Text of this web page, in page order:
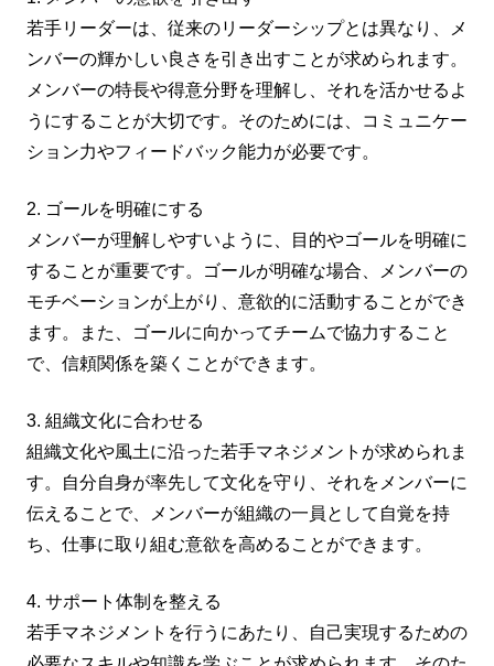
若手リーダーは、従来のリーダーシップとは異なり、メ
ンバーの輝かしい良さを引き出すことが求められます。
メンバーの特長や得意分野を理解し、それを活かせるよ
うにすることが大切です。そのためには、コミュニケー
ション力やフィードバック能力が必要です。
2. ゴールを明確にする
メンバーが理解しやすいように、目的やゴールを明確に
することが重要です。ゴールが明確な場合、メンバーの
モチベーションが上がり、意欲的に活動することができ
ます。また、ゴールに向かってチームで協力すること
で、信頼関係を築くことができます。
3. 組織文化に合わせる
組織文化や風土に沿った若手マネジメントが求められま
す。自分自身が率先して文化を守り、それをメンバーに
伝えることで、メンバーが組織の一員として自覚を持
ち、仕事に取り組む意欲を高めることができます。
4. サポート体制を整える
若手マネジメントを行うにあたり、自己実現するための